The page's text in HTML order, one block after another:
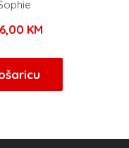
KM
96,00 KM.